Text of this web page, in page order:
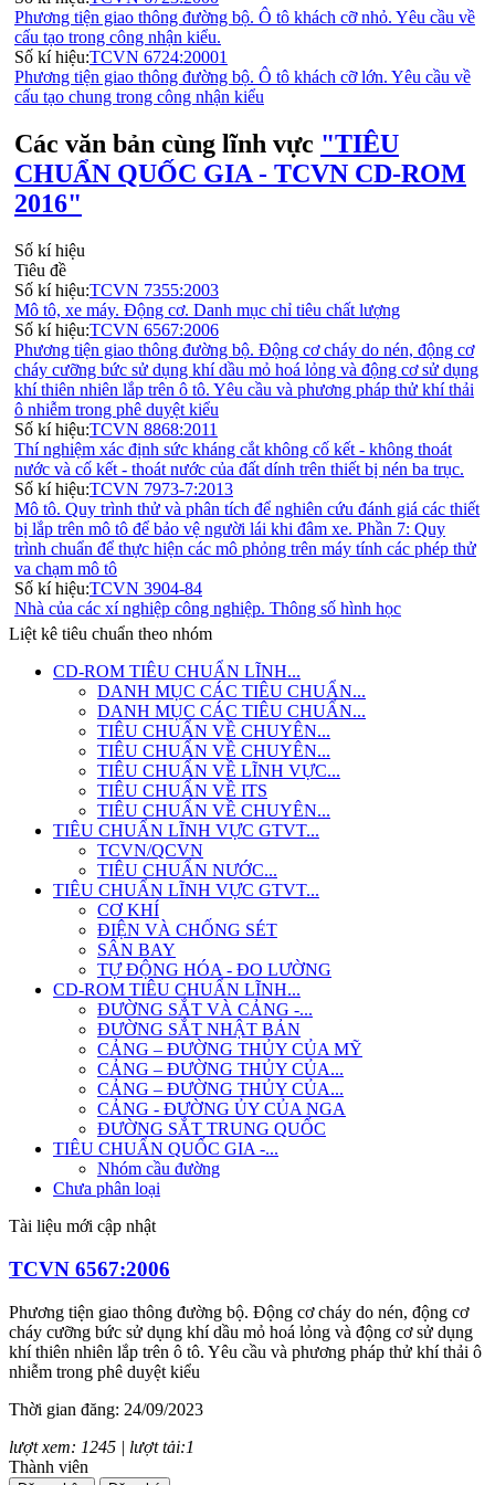
Phương tiện giao thông đường bộ. Ô tô khách cỡ nhỏ. Yêu cầu về
cấu tạo trong công nhận kiểu.
Số kí hiệu:TCVN 6724:20001
Phương tiện giao thông đường bộ. Ô tô khách cỡ lớn. Yêu cầu về
cấu tạo chung trong công nhận kiểu
Các văn bản cùng lĩnh vực "TIÊU
CHUẨN QUỐC GIA - TCVN CD-ROM
2016"
Số kí hiệu
Tiêu đề
Số kí hiệu:TCVN 7355:2003
Mô tô, xe máy. Động cơ. Danh mục chỉ tiêu chất lượng
Số kí hiệu:TCVN 6567:2006
Phương tiện giao thông đường bộ. Động cơ cháy do nén, động cơ
cháy cưỡng bức sử dụng khí dầu mỏ hoá lỏng và động cơ sử dụng
khí thiên nhiên lắp trên ô tô. Yêu cầu và phương pháp thử khí thải
ô nhiễm trong phê duyệt kiểu
Số kí hiệu:TCVN 8868:2011
Thí nghiệm xác định sức kháng cắt không cố kết - không thoát
nước và cố kết - thoát nước của đất dính trên thiết bị nén ba trục.
Số kí hiệu:TCVN 7973-7:2013
Mô tô. Quy trình thử và phân tích để nghiên cứu đánh giá các thiết
bị lắp trên mô tô để bảo vệ người lái khi đâm xe. Phần 7: Quy
trình chuẩn để thực hiện các mô phỏng trên máy tính các phép thử
va chạm mô tô
Số kí hiệu:TCVN 3904-84
Nhà của các xí nghiệp công nghiệp. Thông số hình học
Liệt kê tiêu chuẩn theo nhóm
CD-ROM TIÊU CHUẨN LĨNH...
DANH MỤC CÁC TIÊU CHUẨN...
DANH MỤC CÁC TIÊU CHUẨN...
TIÊU CHUẨN VỀ CHUYÊN...
TIÊU CHUẨN VỀ CHUYÊN...
TIÊU CHUẨN VỀ LĨNH VỰC...
TIÊU CHUẨN VỀ ITS
TIÊU CHUẨN VỀ CHUYÊN...
TIÊU CHUẨN LĨNH VỰC GTVT...
TCVN/QCVN
TIÊU CHUẨN NƯỚC...
TIÊU CHUẨN LĨNH VỰC GTVT...
CƠ KHÍ
ĐIỆN VÀ CHỐNG SÉT
SÂN BAY
TỰ ĐỘNG HÓA - ĐO LƯỜNG
CD-ROM TIÊU CHUẨN LĨNH...
ĐƯỜNG SẮT VÀ CẢNG -...
ĐƯỜNG SẮT NHẬT BẢN
CẢNG – ĐƯỜNG THỦY CỦA MỸ
CẢNG – ĐƯỜNG THỦY CỦA...
CẢNG – ĐƯỜNG THỦY CỦA...
CẢNG - ĐƯỜNG ỦY CỦA NGA
ĐƯỜNG SẮT TRUNG QUỐC
TIÊU CHUẨN QUỐC GIA -...
Nhóm cầu đường
Chưa phân loại
Tài liệu mới cập nhật
TCVN 6567:2006
Phương tiện giao thông đường bộ. Động cơ cháy do nén, động cơ
cháy cưỡng bức sử dụng khí dầu mỏ hoá lỏng và động cơ sử dụng
khí thiên nhiên lắp trên ô tô. Yêu cầu và phương pháp thử khí thải ô
nhiễm trong phê duyệt kiểu
Thời gian đăng: 24/09/2023
lượt xem: 1245 | lượt tải:1
Thành viên